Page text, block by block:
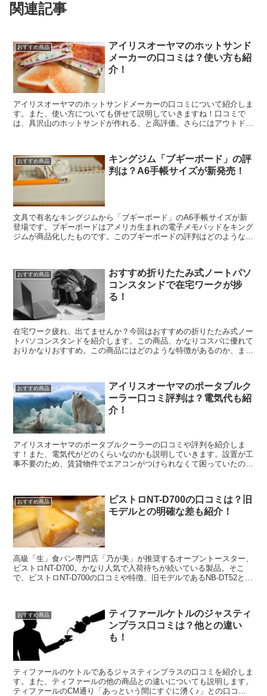
関連記事
おすすめ商品
アイリスオーヤマのホットサンド
メーカーの口コミは？使い方も紹
介！
アイリスオーヤマのホットサンドメーカーの口コミについて紹介しま
す。また、使い方についても併せて説明していきますね！口コミで
は、具沢山のホットサンドが作れる、と高評価。さらにはアウトドア
おすすめ商品
キングジム「ブギーボード」の評
判は？A6手帳サイズが新発売！
文具で有名なキングジムから「ブギーボード」のA6手帳サイズが新
登場です。ブギーボードはアメリカ生まれの電子メモパッドをキング
ジムが商品化したものです。このブギーボードの評判はどのようなも
おすすめ商品
おすすめ折りたたみ式ノートパソ
コンスタンドで在宅ワークが捗
る！
在宅ワーク疲れ、出てませんか？今回はおすすめの折りたたみ式ノー
トパソコンスタンドを紹介します。この商品、かなりコスパに優れて
おりかなりおすすめ。この商品にはどのような特徴があるのか、また
おすすめ商品
アイリスオーヤマのポータブルク
ーラー口コミ評判は？電気代も紹
介！
アイリスオーヤマのポータブルクーラーの口コミや評判を紹介しま
す！また、電気代がどのくらいなのかも説明していきます。設置が工
事不要のため、賃貸物件でエアコンがつけられなくて困っていたので
おすすめ商品
ビストロNT-D700の口コミは？旧
モデルとの明確な差も紹介！
高級「生」食パン専門店「乃が美」が推奨するオーブントースター、
ビストロNT-D700。かなり人気で入荷待ちが続いている製品。そこ
で、ビストロNT-D700の口コミや特徴、旧モデルであるNB-DT52との
おすすめ商品
ティファールケトルのジャスティ
ンプラス口コミは？他との違い
も！
ティファールのケトルであるジャスティンプラスの口コミを紹介しま
す。また、ティファールの他の商品との違いについても説明します。
ティファールのCM通り「あっという間にすぐに湧く♪」との口コミ